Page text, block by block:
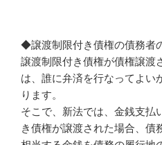
◆譲渡制限付き債権の債務者
譲渡制限付き債権が債権譲渡
は、誰に弁済を行なってよい
ります。
そこで、新法では、金銭支払
き債権が譲渡された場合、債